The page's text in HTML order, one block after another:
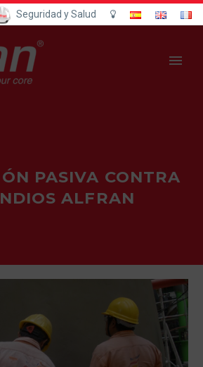
Seguridad y Salud
PASIVA CONTRA
ALFRAN